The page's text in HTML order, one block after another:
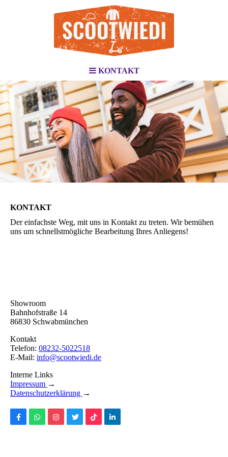
KONTAKT
KONTAKT
Der einfachste Weg, mit uns in Kontakt zu treten. Wir bemühen
uns um schnellstmögliche Bearbeitung Ihres Anliegens!
Showroom
Bahnhofstraße 14
86830 Schwabmünchen
Kontakt
Telefon: 08232-5022518
E-Mail: info@scootwiedi.de
Interne Links
Impressum →
Datenschutzerklärung →